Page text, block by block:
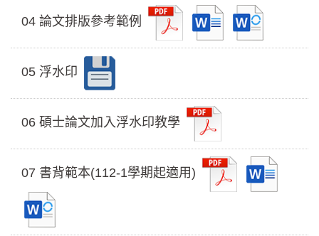
04 論文排版參考範例
05 浮水印
06 碩士論文加入浮水印教學
07 書背範本(112-1學期起適用)